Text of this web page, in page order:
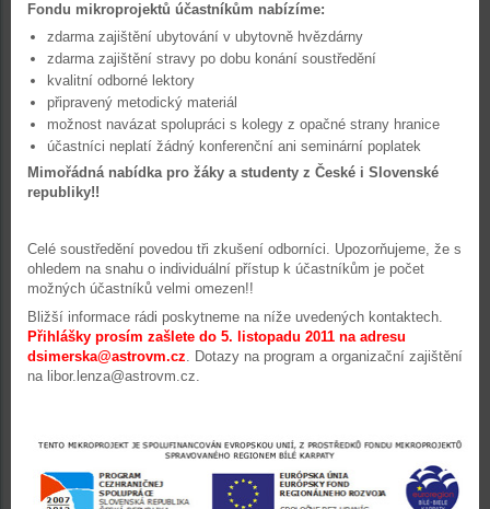
Fondu mikroprojektů účastníkům nabízíme:
zdarma zajištění ubytování v ubytovně hvězdárny
zdarma zajištění stravy po dobu konání soustředění
kvalitní odborné lektory
připravený metodický materiál
možnost navázat spolupráci s kolegy z opačné strany hranice
účastníci neplatí žádný konferenční ani seminární poplatek
Mimořádná nabídka pro žáky a studenty z České i Slovenské
republiky!!
Celé soustředění povedou tři zkušení odborníci. Upozorňujeme, že s
ohledem na snahu o individuální přístup k účastníkům je počet
možných účastníků velmi omezen!!
Bližší informace rádi poskytneme na níže uvedených kontaktech.
Přihlášky prosím zašlete do 5. listopadu 2011 na adresu
dsimerska@astrovm.cz. Dotazy na program a organizační zajištění
na libor.lenza@astrovm.cz.